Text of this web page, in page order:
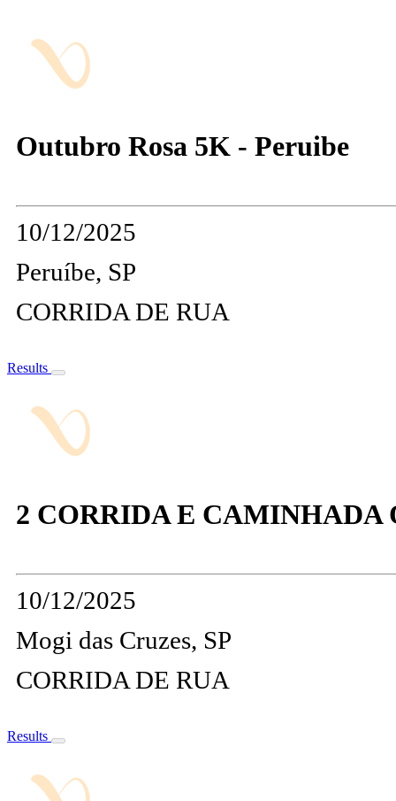
Outubro Rosa 5K - Peruibe
10/12/2025
Peruíbe, SP
CORRIDA DE RUA
Results
2 CORRIDA E CAMINHADA
10/12/2025
Mogi das Cruzes, SP
CORRIDA DE RUA
Results